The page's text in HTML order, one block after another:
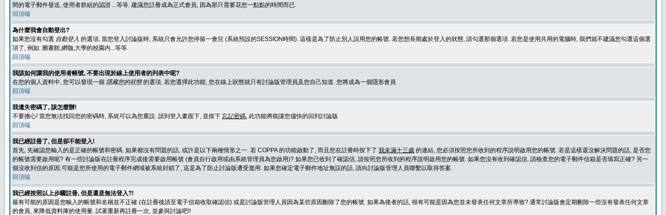
間的電子郵件發送, 使用者群組的認證 ...等等. 建議您註冊成為正式會員, 因為那只需要花您一點點的時間而已.
回頂端
為什麼我會自動登出?
如果您沒有勾選 自動登入 的選項, 當您登入討論版時, 系統只會允許您停留一會兒 (系統預設的SESSION時間). 這樣是為了防止別人誤用您的帳號. 若您想長期處於登入的狀態, 請勾選那個選項. 若您是使用共用的電腦時, 我們就不建議您勾選這個選
項了, 例如: 圖書館,網咖,大學的校園內...等等.
回頂端
我該如何讓我的使用者帳號, 不要出現於線上使用者的列表中呢?
在您的個人資料中, 您可以發現一個 隱藏您的狀態的選項, 若您選擇此功能, 您在線上狀態就只有討論版管理員及您自己知道. 您將成為一個隱形會員
回頂端
我遺失密碼了, 該怎麼辦!
不要擔心! 當您無法找回您的密碼時, 系統可以為您重設. 請到登入畫面下, 並按下 忘記密碼, 此功能將能讓您儘快的回到討論版
回頂端
我已經註冊了, 但是卻不能登入!
首先, 先確認您輸入的是正確的帳號和密碼. 如果都沒有問題的話, 或許是以下兩種情形之一. 若 COPPA 的功能啟動了, 而且您在註冊時按下了 我未滿十三歲 的連結, 您必須按照您所收到的程序說明啟用您的帳號. 若是這樣還沒解決問題的話, 是否您
的帳號需要啟用呢? 有一些討論版在註冊程序完成後需要啟用帳號 (會員自行啟用或由系統管理員為您啟用)? 如果您已收到了確認信, 請按照您所收到的程序說明啟用您的帳號. 如果您沒有收到確認信, 請檢查您的電子郵件信箱是否填寫正確? 另一
個沒收到信的原因,可能是您所使用的電子郵件網域被系統封鎖了, 這是為了防止討論版遭受濫用. 如果您確定電子郵件地址無誤的話, 請向討論版管理人員聯繫以取得答案.
回頂端
我已經按照以上步驟註冊, 但是還是無法登入?!
最有可能的原因是您輸入的帳號和名稱並不正確 (在註冊後請至電子信箱收取確認信) 或是討論版管理人員因為某些原因刪除了您的帳號. 如果為後者的話, 很有可能是因為您並未發表任何文章所導致? 通常討論版會定期刪除一些沒有發表任何文章
的會員, 來降低資料庫的使用量. 試著重新再註冊一次, 並參與討論吧!!